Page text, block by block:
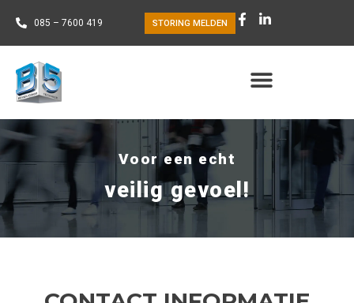
085 – 7600 419 STORING MELDEN
Voor een echt
veilig gevoel!